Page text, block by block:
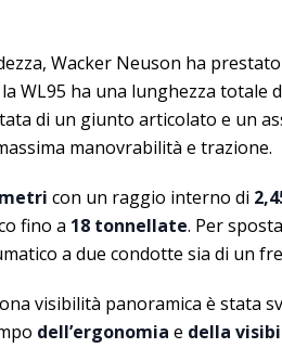
Wacker Neuson ha
WL95 ha una lunghezza totale
di un giunto articolato e un
manovrabilità e trazione.
con un raggio interno di
fino a 18 tonnellate. Per
a due condotte sia di un
visibilità panoramica è stata
dell’ergonomia e della